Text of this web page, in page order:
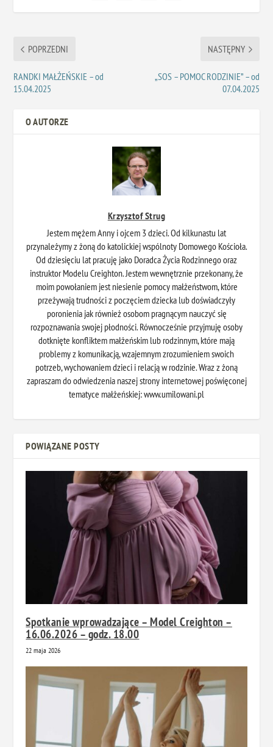
POPRZEDNI
RANDKI MAŁŻEŃSKIE – od
15.04.2025
NASTĘPNY
„SOS – POMOC RODZINIE” – od
07.04.2025
O AUTORZE
Krzysztof Strug
Jestem mężem Anny i ojcem 3 dzieci. Od kilkunastu lat
przynależymy z żoną do katolickiej wspólnoty Domowego Kościoła.
Od dziesięciu lat pracuję jako Doradca Życia Rodzinnego oraz
instruktor Modelu Creighton. Jestem wewnętrznie przekonany, że
moim powołaniem jest niesienie pomocy małżeństwom, które
przeżywają trudności z poczęciem dziecka lub doświadczyły
poronienia jak również osobom pragnącym nauczyć się
rozpoznawania swojej płodności. Równocześnie przyjmuję osoby
dotknięte konfliktem małżeńskim lub rodzinnym, które mają
problemy z komunikacją, wzajemnym zrozumieniem swoich
potrzeb, wychowaniem dzieci i relacją w rodzinie. Wraz z żoną
zapraszam do odwiedzenia naszej strony internetowej poświęconej
tematyce małżeńskiej: www.umilowani.pl
POWIĄZANE POSTY
Spotkanie wprowadzające – Model Creighton –
16.06.2026 – godz. 18.00
22 maja 2026